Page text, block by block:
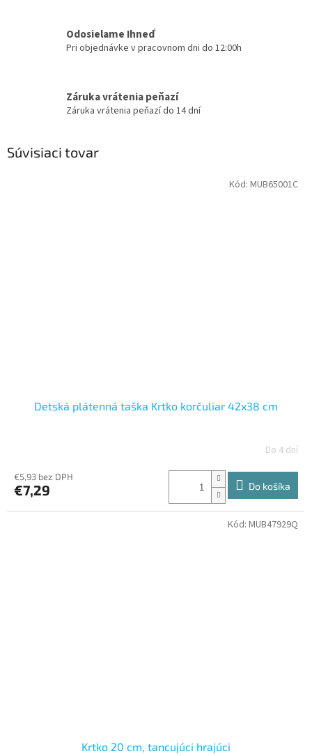
Odosielame Ihneď
Pri objednávke v pracovnom dni do 12:00h
Záruka vrátenia peňazí
Záruka vrátenia peňazí do 14 dní
Súvisiaci tovar
Detská plátenná taška Krtko korčuliar 42x38 cm
Do 4 dní
€5,93 bez DPH
€7,29 Do košíka
Kód: MUB65001C
Krtko 20 cm, tancujúci hrajúci
Kód: MUB47929Q